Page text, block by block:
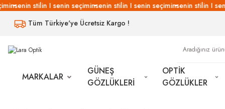
senin stilin I senin seçiminsenin stilin I senin seçiminsenin stilin I
Tüm Türkiye'ye Ücretsiz Kargo !
MARKALAR
GÜNEŞ
GÖZLÜKLERİ
OPTİK
GÖZLÜKLER